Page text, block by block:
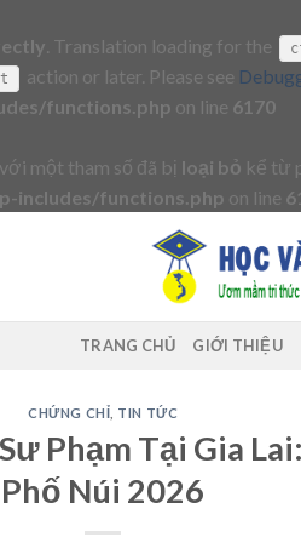
. Translation loading for the
action or later. Please see
functions.php on line 6170
một tham số đã bị loại bỏ kể từ
includes/functions.php on line
TRANG CHỦ GIỚI THIỆU
CHỨNG CHỈ TIN TỨC
Phạm Tại Gia
Phố Núi 2026